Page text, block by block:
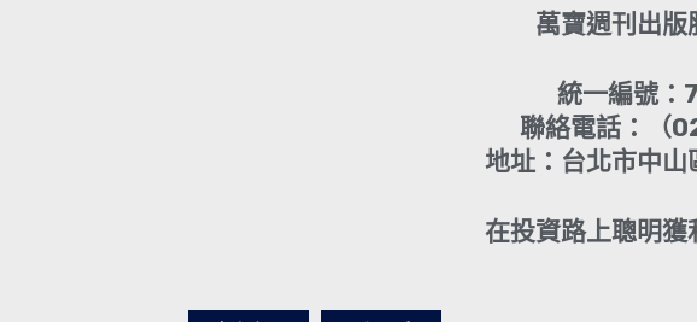
萬寶週刊出版
統一編號
聯絡電話：（
地址：台北市中
在投資路上聰明獲